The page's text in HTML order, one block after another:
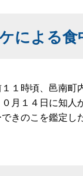
による食
１時頃、邑南町
月１４日に知
きのこを鑑定